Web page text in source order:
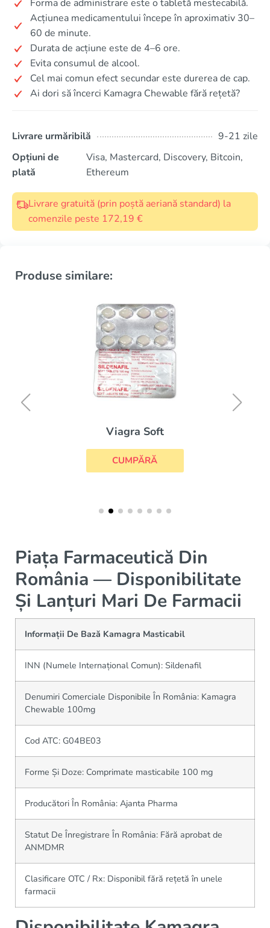
Forma de administrare este o tabletă mestecabilă.
Acțiunea medicamentului începe în aproximativ 30–
60 de minute.
Durata de acțiune este de 4–6 ore.
Evita consumul de alcool.
Cel mai comun efect secundar este durerea de cap.
Ai dori să încerci Kamagra Chewable fără rețetă?
Livrare urmăribilă
9-21 zile
Opțiuni de
plată
Visa, Mastercard, Discovery, Bitcoin,
Ethereum
Livrare gratuită (prin poștă aeriană standard) la
comenzile peste 172,19 €
Produse similare:
Viagra Soft
CUMPĂRĂ
Piața Farmaceutică Din
România — Disponibilitate
Și Lanțuri Mari De Farmacii
Informații De Bază Kamagra Masticabil
INN (Numele Internațional Comun): Sildenafil
Denumiri Comerciale Disponibile În România: Kamagra
Chewable 100mg
Cod ATC: G04BE03
Forme Și Doze: Comprimate masticabile 100 mg
Producători În România: Ajanta Pharma
Statut De Înregistrare În România: Fără aprobat de
ANMDMR
Clasificare OTC / Rx: Disponibil fără rețetă în unele
farmacii